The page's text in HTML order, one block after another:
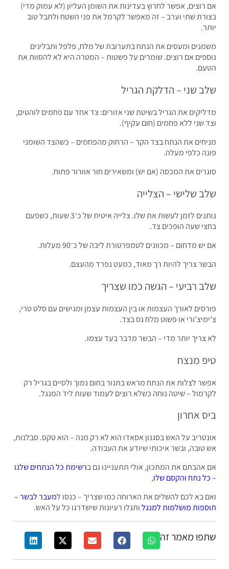
אפשר לחרוץ בעדינות את השומן העליון (לא עמוק מדי)
שתי וערב – זה מאפשר לקרמל את פני השטח ולתבל טוב
ומעסים את הנתח בתערובת של מלח, פלפל ותבלינים
אם רוצים. שומרים על פשטות – המטרה היא לא להסוות את
שני – הדלקת הגריל
את הגריל בשיטת שני אזורים: צד אחד עם פחמים לוהטים,
שני ללא פחמים (חום עקיף).
את הנתח בצד הקר – הרחוק מהפחמים – כשהצד השומני
כלפי מעלה.
את המכסה (אם יש) ומשאירים חור אוורור פתוח.
שלישי – הצלייה
נותנים לזמן לעשות את שלו. צלייה איטית של כ־3 שעות, כשפעם
שעה הופכים צד.
מדחום – מכוונים לטמפרטורת ליבה של כ־90 מעלות.
צריך להיות רך מאוד, כמעט נפרד מהעצם.
רביעי – הגשה כמו שצריך
לאורך העצמות או בין העצמות עצמן ומגישים עם סלט טרי,
או פשוט מלח גס בצד.
יותר מדי – הבשר מדבר בעד עצמו.
מנצח
לצלות את הנתח מראש בתנור בחום נמוך ולסיים בגריל רק
– שיטה נוחה כשלא רוצים לעמוד שעות ליד המנגל.
אחרון
על האש בסגנון אסאדו הוא לא רק מנה – הוא טקס. סבלנות,
ובשר איכותי שיודע את העבודה.
את המתכון, אולי תתעניינו גם ברשימת כל הנתחים שלנו
נתח והקסם שלו,
בא לכם להשלים את הארוחה כמו שצריך – כנסו למעבר לבשר –
מושלמות למנגלותגלו רעיונות שישדרגו כל על האש.
מאמר זה